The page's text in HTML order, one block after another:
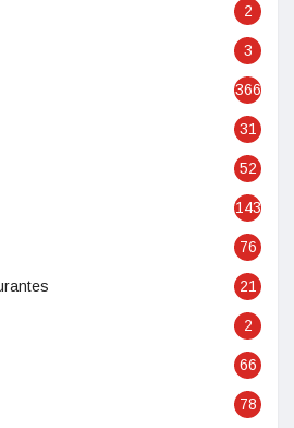
2
3
366
31
52
143
76
21
2
66
78